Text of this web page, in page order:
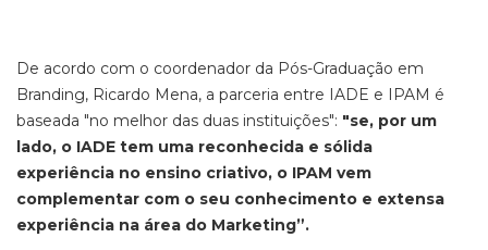
De acordo com o coordenador da Pós-Graduação em
Branding, Ricardo Mena, a parceria entre IADE e IPAM é
baseada "no melhor das duas instituições": "se, por um
lado, o IADE tem uma reconhecida e sólida
experiência no ensino criativo, o IPAM vem
complementar com o seu conhecimento e extensa
experiência na área do Marketing”.